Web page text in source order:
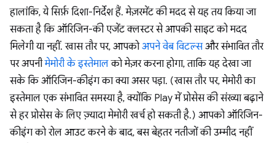
हालांकि, ये सिर्फ़ दिशा-निर्देश हैं. मेज़रमेंट की मदद से यह तय किया जा
सकता है कि ऑरिजिन-की एजेंट क्लस्टर से आपकी साइट को मदद
मिलेगी या नहीं. खास तौर पर, आपकोअपने वेब विटल्सऔर संभावित तौर
पर अपनीमेमोरी के इस्तेमालको मेज़र करना होगा, ताकि यह देखा जा
सके कि ऑरिजिन-कीइंग का क्या असर पड़ा. (खास तौर पर, मेमोरी का
इस्तेमाल एक संभावित समस्या है, क्योंकि Play में प्रोसेस की संख्या बढ़ाने
से हर प्रोसेस के लिए ज़्यादा मेमोरी खर्च हो सकती है.) आपको ऑरिजिन-
कीइंग को रोल आउट करने के बाद, बस बेहतर नतीजों की उम्मीद नहीं